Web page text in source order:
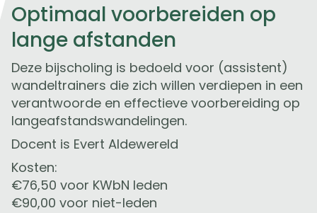
Optimaal voorbereiden op
lange afstanden
Deze bijscholing is bedoeld voor (assistent)
wandeltrainers die zich willen verdiepen in een
verantwoorde en effectieve voorbereiding op
langeafstandswandelingen.
Docent is Evert Aldewereld
Kosten:
€76,50 voor KWbN leden
€90,00 voor niet-leden